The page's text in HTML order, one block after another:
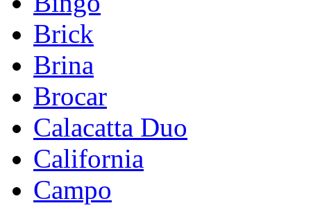
Brick
Brina
Brocar
Calacatta Duo
California
Campo